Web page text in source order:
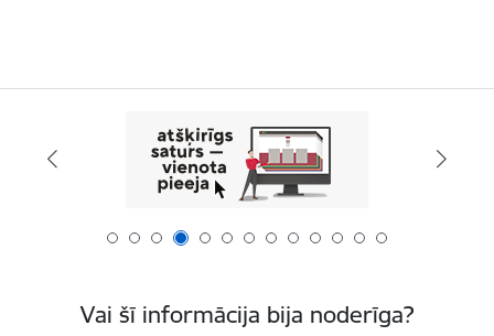
Vai šī informācija bija noderīga?